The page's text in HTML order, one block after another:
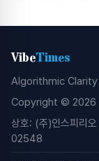
VibeTimes
Algorithmic
Copyright © 2026
상호: (주)인스피리
02548